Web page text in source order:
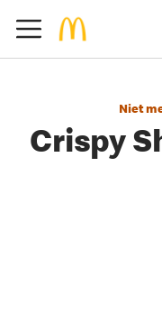
Niet
Crispy